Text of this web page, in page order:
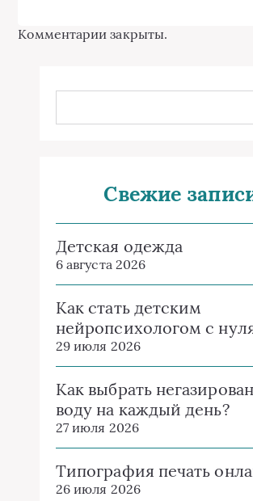
Комментарии закрыты.
Свежие
Детская одежда
6 августа 2026
Как стать детским
нейропсихологом с
29 июля 2026
Как выбрать
воду на каждый день?
27 июля 2026
Типография печать
26 июля 2026